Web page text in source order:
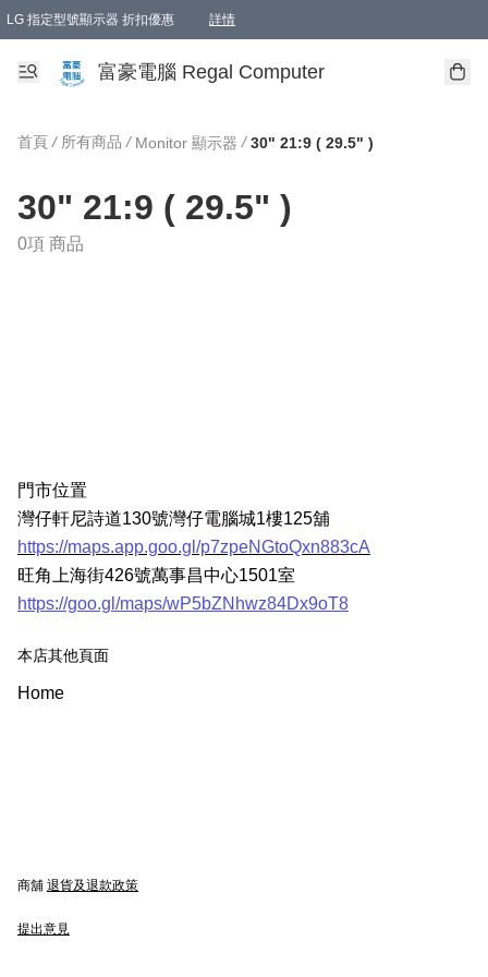
LG 指定型號顯示器 折扣優惠 詳情
富豪電腦 Regal Computer
首頁 / 所有商品 / Monitor 顯示器 / 30" 21:9 ( 29.5" )
30" 21:9 ( 29.5" )
0項 商品
門市位置
灣仔軒尼詩道130號灣仔電腦城1樓125舖
https://maps.app.goo.gl/p7zpeNGtoQxn883cA
旺角上海街426號萬事昌中心1501室
https://goo.gl/maps/wP5bZNhwz84Dx9oT8
本店其他頁面
Home
商舖 退貨及退款政策
提出意見